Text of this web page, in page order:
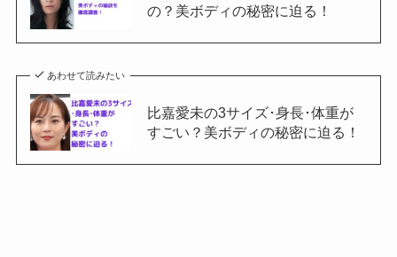
の？美ボディの秘密に迫る！
あわせて読みたい
比嘉愛未の3サイズ･身長･体重が
すごい？美ボディの秘密に迫る！